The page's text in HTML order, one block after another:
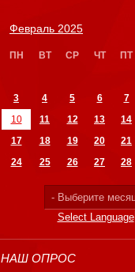
Февраль 2025
ПН ВТ СР ЧТ ПТ
3
4 5 6 7
10
11 12 13 14
17
18 19 20 21
24
25 26 27 28
Select Language
НАШ ОПРОС